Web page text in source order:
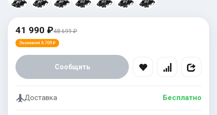
41 990 ₽48 699 ₽
Экономия 6 709 ₽
Сообщить
Доставка Бесплатно